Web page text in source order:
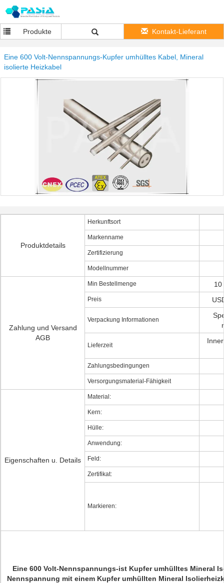
Produkte Kontakt-Lieferant
Eine 600 Volt-Nennspannungs-Kupfer umhülltes Kabel, Mineral
isolierte Heizkabel
Produktdetails
Herkunftsort
Markenname
Zertifizierung
Modellnummer
Zahlung und Versand
AGB
Min Bestellmenge 10
Preis
Verpackung Informationen
Lieferzeit
Zahlungsbedingungen
Versorgungsmaterial-Fähigkeit
Eigenschaften u. Details
Material:
Kern:
Hülle:
Anwendung:
Feld:
Zertifikat:
Markieren:
Eine 600 Volt-Nennspannungs-ist Kupfer umhülltes Mineral
Nennspannung mit einem Kupfer umhüllten Mineral